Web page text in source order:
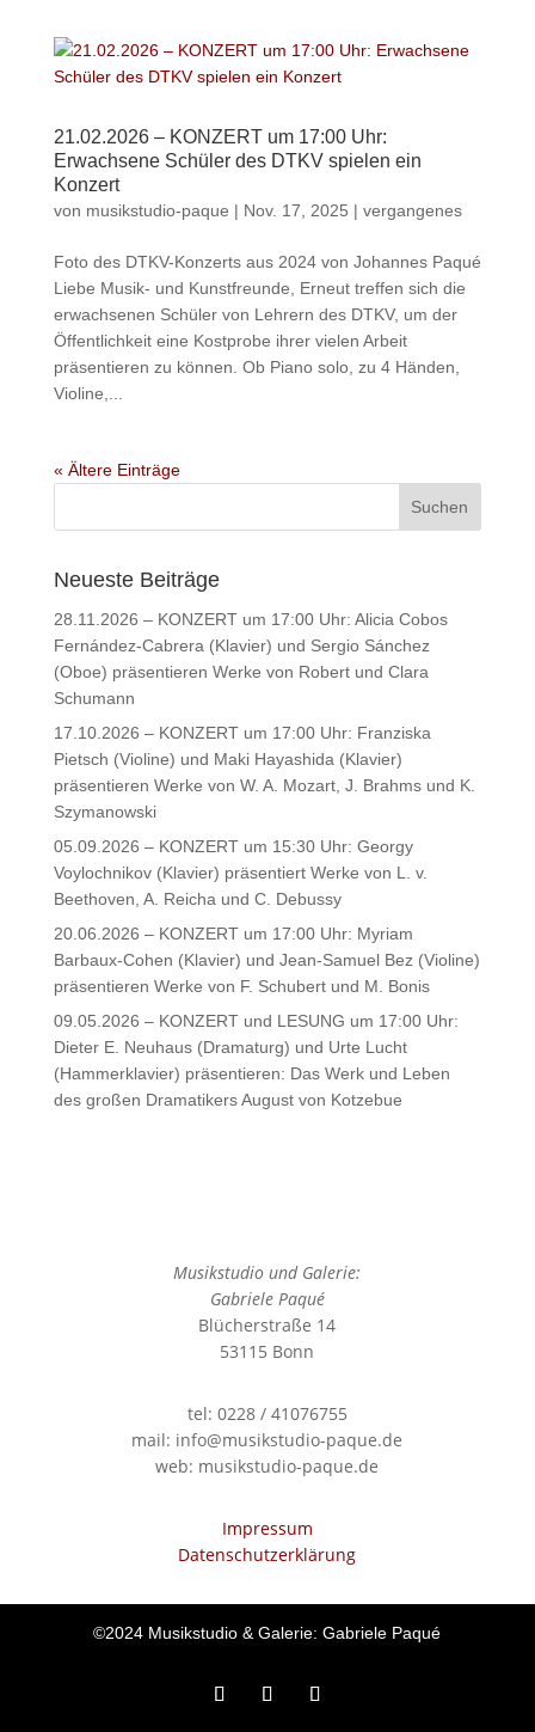
21.02.2026 – KONZERT um 17:00 Uhr:
Erwachsene Schüler des DTKV spielen ein
Konzert
von musikstudio-paque | Nov. 17, 2025 | vergangenes
Foto des DTKV-Konzerts aus 2024 von Johannes Paqué
Liebe Musik- und Kunstfreunde, Erneut treffen sich die
erwachsenen Schüler von Lehrern des DTKV, um der
Öffentlichkeit eine Kostprobe ihrer vielen Arbeit
präsentieren zu können. Ob Piano solo, zu 4 Händen,
Violine,...
« Ältere Einträge
Neueste Beiträge
28.11.2026 – KONZERT um 17:00 Uhr: Alicia Cobos
Fernández-Cabrera (Klavier) und Sergio Sánchez
(Oboe) präsentieren Werke von Robert und Clara
Schumann
17.10.2026 – KONZERT um 17:00 Uhr: Franziska
Pietsch (Violine) und Maki Hayashida (Klavier)
präsentieren Werke von W. A. Mozart, J. Brahms und K.
Szymanowski
05.09.2026 – KONZERT um 15:30 Uhr: Georgy
Voylochnikov (Klavier) präsentiert Werke von L. v.
Beethoven, A. Reicha und C. Debussy
20.06.2026 – KONZERT um 17:00 Uhr: Myriam
Barbaux-Cohen (Klavier) und Jean-Samuel Bez (Violine)
präsentieren Werke von F. Schubert und M. Bonis
09.05.2026 – KONZERT und LESUNG um 17:00 Uhr:
Dieter E. Neuhaus (Dramaturg) und Urte Lucht
(Hammerklavier) präsentieren: Das Werk und Leben
des großen Dramatikers August von Kotzebue
Musikstudio und Galerie:
Gabriele Paqué
Blücherstraße 14
53115 Bonn
tel: 0228 / 41076755
mail: info@musikstudio-paque.de
web: musikstudio-paque.de
Impressum
Datenschutzerklärung
©2024 Musikstudio & Galerie: Gabriele Paqué